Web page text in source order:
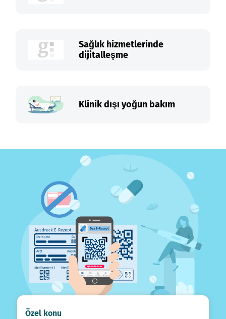
Sağlık hizmetlerinde
dijitalleşme
Klinik dışı yoğun bakım
Özel konu